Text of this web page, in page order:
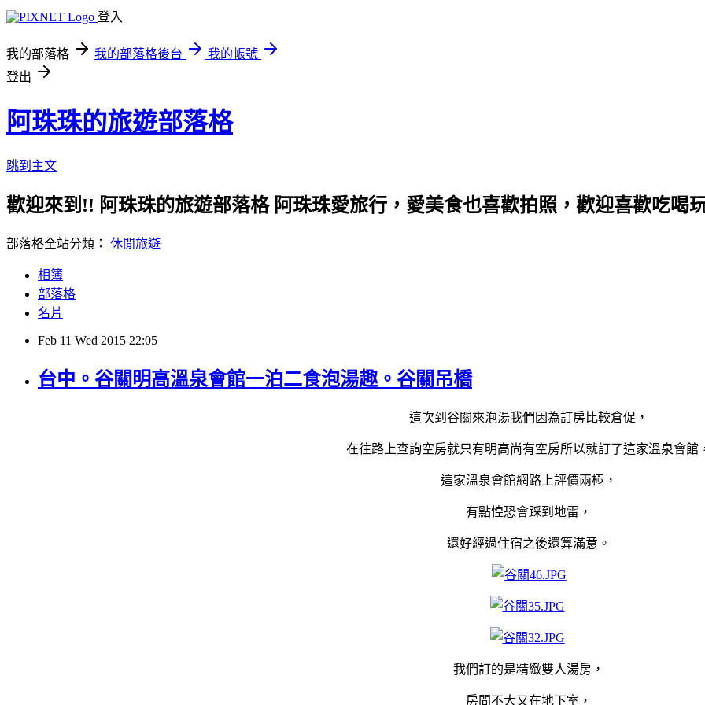
登入
我的部落格 我的部落格後台
我的帳號
登出
阿珠珠的旅遊部落格
跳到主文
歡迎來到!! 阿珠珠的旅遊部落格 阿珠珠愛旅行，愛美食也喜歡拍照，歡迎喜歡吃喝
部落格全站分類： 休閒旅遊
相簿
部落格
名片
Feb 11 Wed 2015 22:05
台中。谷關明高溫泉會館一泊二食泡湯趣。谷關吊橋
這次到谷關來泡湯我們因為訂房比較倉促，
在往路上查詢空房就只有明高尚有空房所以就訂了這家溫泉會館
這家溫泉會館網路上評價兩極，
有點惶恐會踩到地雷，
還好經過住宿之後還算滿意。
我們訂的是精緻雙人湯房，
房間不大又在地下室，